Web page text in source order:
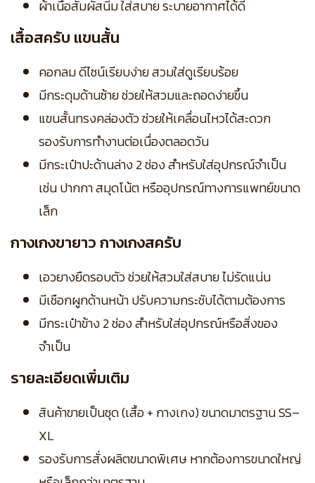
ผ้าเนื้อสัมผัสนิ่ม ใส่สบาย ระบายอากาศได้ดี
เสื้อสครับ แขนสั้น
คอกลม ดีไซน์เรียบง่าย สวมใส่ดูเรียบร้อย
มีกระดุมด้านซ้าย ช่วยให้สวมและถอดง่ายขึ้น
แขนสั้นทรงคล่องตัว ช่วยให้เคลื่อนไหวได้สะดวก
รองรับการทำงานต่อเนื่องตลอดวัน
มีกระเป๋าปะด้านล่าง 2 ช่อง สำหรับใส่อุปกรณ์จำเป็น
เช่น ปากกา สมุดโน้ต หรืออุปกรณ์ทางการแพทย์ขนาด
เล็ก
กางเกงขายาว กางเกงสครับ
เอวยางยืดรอบตัว ช่วยให้สวมใส่สบาย ไม่รัดแน่น
มีเชือกผูกด้านหน้า ปรับความกระชับได้ตามต้องการ
มีกระเป๋าข้าง 2 ช่อง สำหรับใส่อุปกรณ์หรือสิ่งของ
จำเป็น
รายละเอียดเพิ่มเติม
สินค้าขายเป็นชุด (เสื้อ + กางเกง) ขนาดมาตรฐาน SS–
XL
รองรับการสั่งผลิตขนาดพิเศษ หากต้องการขนาดใหญ่